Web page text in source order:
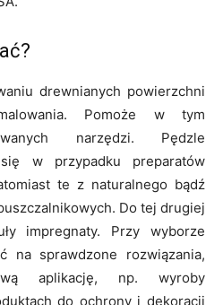
drewnianych powierzchni
Pomoże w tym
narzędzi. Pędzle
w przypadku preparatów
te z naturalnego bądź
Do tej drugiej
impregnaty. Przy wyborze
na sprawdzone rozwiązania,
aplikację, np. wyroby
do ochrony i dekoracji